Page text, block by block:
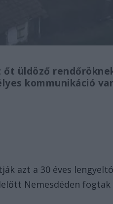
őt üldöző
kommunikáció
azt a 30 éves
Nemesdéden fogtak